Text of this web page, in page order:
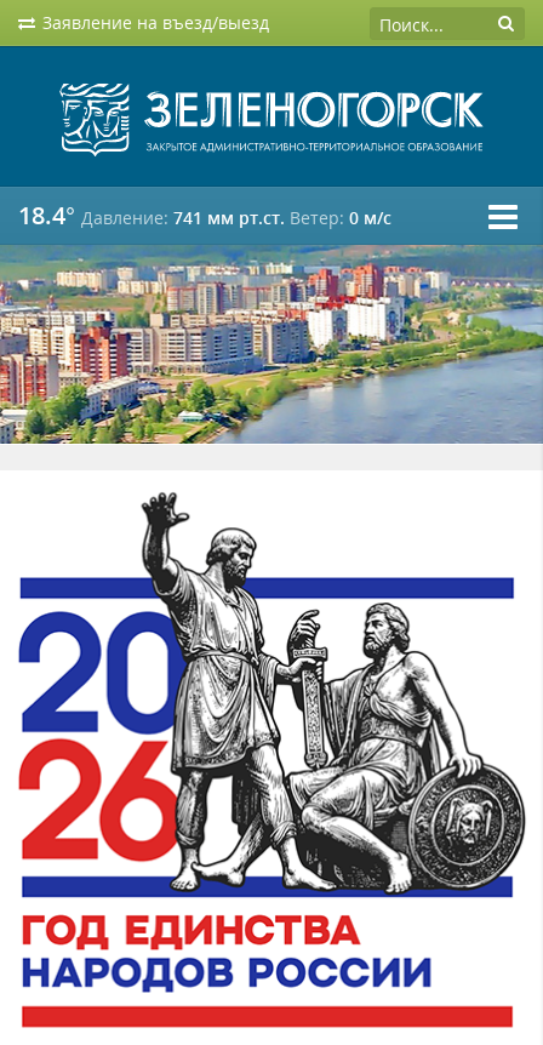
Заявление на въезд/выезд
18.4° Давление: 741 мм рт.ст. Ветер: 0 м/c